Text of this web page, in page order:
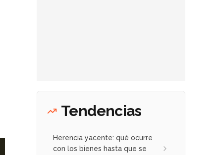
Tendencias
Herencia yacente: qué ocurre
con los bienes hasta que se